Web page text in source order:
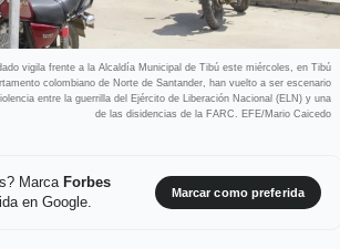
vigila frente a la Alcaldía Municipal de Tibú este miércoles, en Tibú
colombiano de Norte de Santander, han vuelto a ser escenario
entre la guerrilla del Ejército de Liberación Nacional (ELN) y una
de las disidencias de la FARC. EFE/Mario Caicedo
Marca Forbes
en Google.
Marcar como preferida